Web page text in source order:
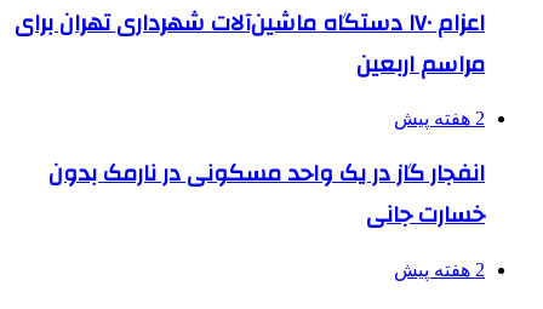
اعزام ۱۷۰ دستگاه ماشین‌آلات شهرداری تهران برای
مراسم اربعین
2 هفته پیش
انفجار گاز در یک واحد مسکونی در نارمک بدون
خسارت جانی
2 هفته پیش